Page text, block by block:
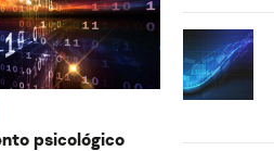
psicológico